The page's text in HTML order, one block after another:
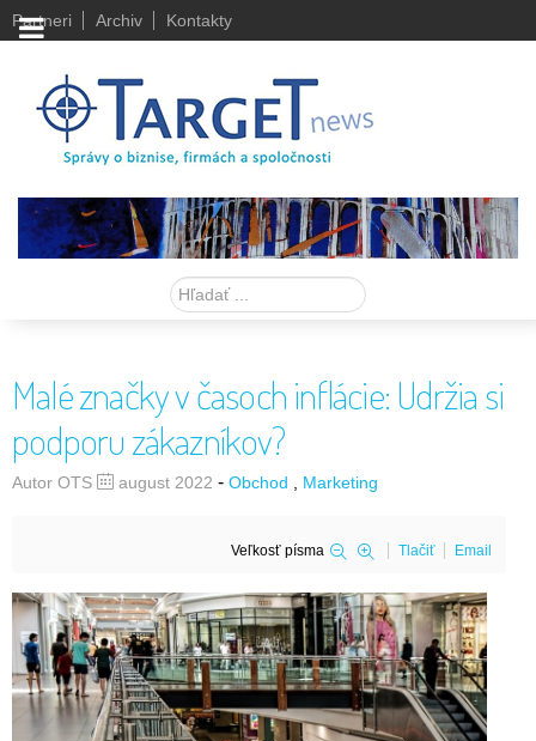
Partneri Archiv Kontakty
Hľadať
Malé značky v časoch inflácie: Udržia si
podporu zákazníkov?
Autor OTS august 2022 - Obchod Marketing
Veľkosť písma Tlačiť Email